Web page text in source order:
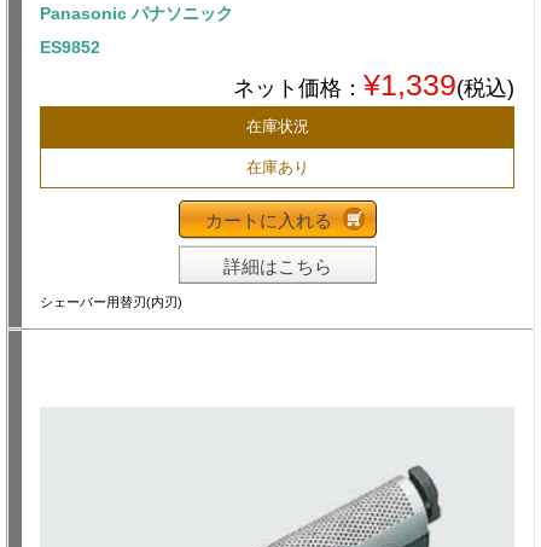
Panasonic パナソニック
ES9852
ネット価格： ¥1,339(税込)
在庫状況
在庫あり
カートに入れる
詳細はこちら
シェーバー用替刃(内刃)